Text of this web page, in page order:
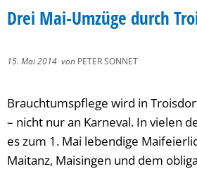
Drei Mai-Umzüge durch
15. Mai 2014 von PETER SONNET
Brauchtumspflege wird in
– nicht nur an Karneval. In vielen
es zum 1. Mai lebendige
Maitanz, Maisingen und dem